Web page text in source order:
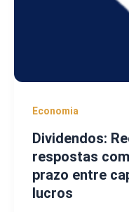
Economia
Dividendos:
respostas
prazo entre
lucros